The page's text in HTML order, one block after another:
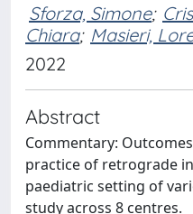
Sforza, Simone;
Chiara; Masieri,
2022
Abstract
Commentary:
practice of retrograde
paediatric setting of
study across 8 centres.